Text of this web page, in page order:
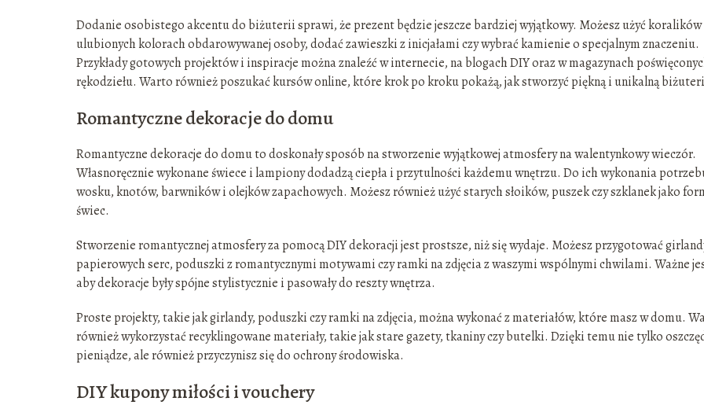
Dodanie osobistego akcentu do biżuterii sprawi, że prezent będzie jeszcze bardziej wyjątkowy. Możesz użyć koralików
ulubionych kolorach obdarowywanej osoby, dodać zawieszki z inicjałami czy wybrać kamienie o specjalnym znaczeniu.
Przykłady gotowych projektów i inspiracje można znaleźć w internecie, na blogach DIY oraz w magazynach
rękodziełu. Warto również poszukać kursów online, które krok po kroku pokażą, jak stworzyć piękną i unikalną
Romantyczne dekoracje do domu
Romantyczne dekoracje do domu to doskonały sposób na stworzenie wyjątkowej atmosfery na walentynkowy wieczór.
Własnoręcznie wykonane świece i lampiony dodadzą ciepła i przytulności każdemu wnętrzu. Do ich wykonania
wosku, knotów, barwników i olejków zapachowych. Możesz również użyć starych słoików, puszek czy szklanek jako
świec.
Stworzenie romantycznej atmosfery za pomocą DIY dekoracji jest prostsze, niż się wydaje. Możesz przygotować
papierowych serc, poduszki z romantycznymi motywami czy ramki na zdjęcia z waszymi wspólnymi chwilami. Ważne
aby dekoracje były spójne stylistycznie i pasowały do reszty wnętrza.
Proste projekty, takie jak girlandy, poduszki czy ramki na zdjęcia, można wykonać z materiałów, które masz w domu.
również wykorzystać recyklingowane materiały, takie jak stare gazety, tkaniny czy butelki. Dzięki temu nie tylko
pieniądze, ale również przyczynisz się do ochrony środowiska.
DIY kupony miłości i vouchery